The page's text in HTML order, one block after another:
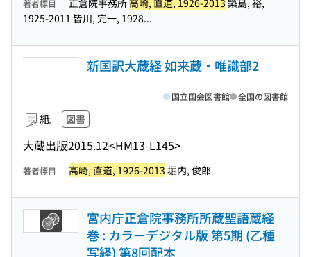
著者標目 正倉院事務所 高崎, 直道, 1926-2013 築島, 裕,
1925-2011 皆川, 完一, 1928...
新国訳大蔵経 如来蔵・唯識部2
紙 図書
大蔵出版2015.12<HM13-L145>
国立国会図書館 全国の図書館
著者標目 高崎, 直道, 1926-2013 堀内, 俊郎
宮内庁正倉院事務所所蔵聖語蔵経
巻 : カラーデジタル版 第5期 (乙種
写経) 第8回配本